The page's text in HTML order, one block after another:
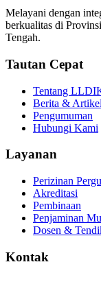
Melayani dengan
berkualitas di
Tengah.
Tautan Cepat
Tentang
Berita & Artikel
Pengumuman
Hubungi Kami
Layanan
Perizinan
Akreditasi
Pembinaan
Penjaminan
Dosen &
Kontak